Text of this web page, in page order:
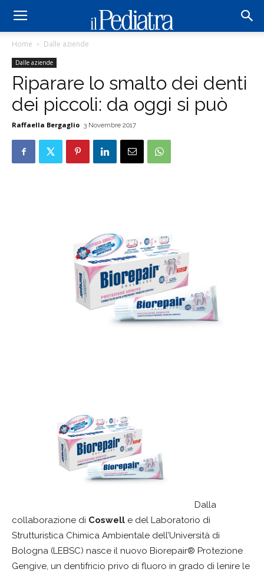
Home Dalle aziende
Dalle aziende
Riparare lo smalto dei denti
dei piccoli: da oggi si può
Raffaella Bergaglio 3 Novembre 2017
Dalla
collaborazione di Coswell e del Laboratorio di
Strutturistica Chimica Ambientale dell’Università di
Bologna (LEBSC) nasce il nuovo Biorepair® Protezione
Gengive, un dentifricio privo di fluoro in grado di lenire le